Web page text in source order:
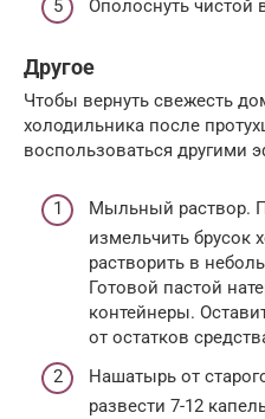
Ополоснуть чистой
Другое
Чтобы вернуть свежесть
холодильника после
воспользоваться другими
Мыльный раствор.
измельчить брусок
растворить в
Готовой пастой
контейнеры.
от остатков
Нашатырь от
развести 7-12